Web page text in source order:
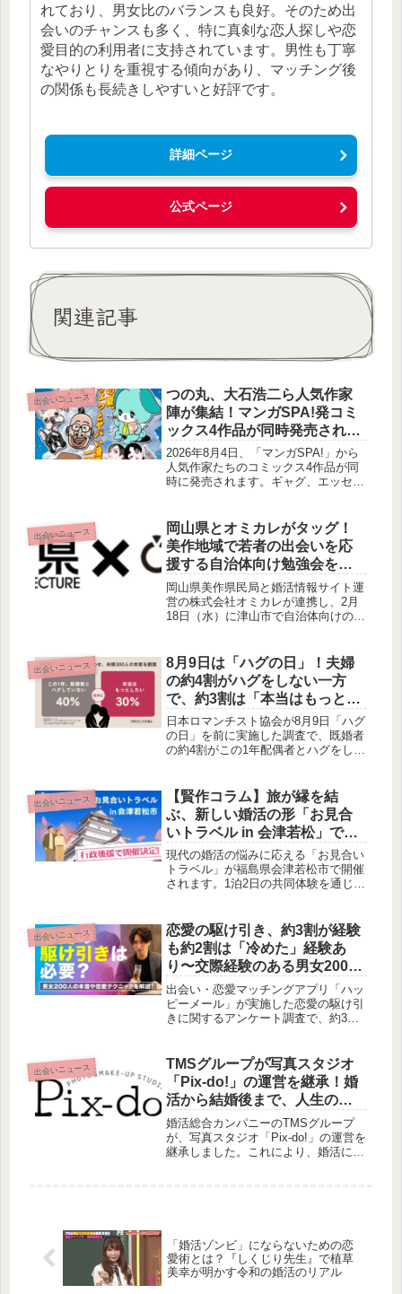
れており、男女比のバランスも良好。そのため出
会いのチャンスも多く、特に真剣な恋人探しや恋
愛目的の利用者に支持されています。男性も丁寧
なやりとりを重視する傾向があり、マッチング後
の関係も長続きしやすいと好評です。
詳細ページ
公式ページ
関連記事
出会いニュース
つの丸、大石浩二ら人気作家
陣が集結！マンガSPA!発コミ
ックス4作品が同時発売されま
す
2026年8月4日、「マンガSPA!」から
人気作家たちのコミックス4作品が同
時に発売されます。ギャグ、エッセ
との出会いを提案します。
出会いニュース
岡山県とオミカレがタッグ！
美作地域で若者の出会いを応
援する自治体向け勉強会を開
催
岡山県美作県民局と婚活情報サイト運
営の株式会社オミカレが連携し、2月
18日（水）に津山市で自治体向けの結
らはじめる持続的な結婚支援」をテー
マに、若年層のリアルな価値観に合わ
せた効果的な支援策が解説されます。
出会いニュース
8月9日は「ハグの日」！夫婦
の約4割がハグをしない一方
で、約3割は「本当はもっとハ
グしたい」という本音
日本ロマンチスト協会が8月9日「ハグ
の日」を前に実施した調査で、既婚者
の約4割がこの1年配偶者とハグをして
っとハグしたい」と回答しており、夫
婦間のハグに対する本音と実態のギャ
ップが浮き彫りになっています。
出会いニュース
【賢作コラム】旅が縁を結
ぶ、新しい婚活の形「お見合
いトラベル in 会津若松」で深
まる出会い
現代の婚活の悩みに応える「お見合い
トラベル」が福島県会津若松市で開催
されます。1泊2日の共同体験を通じ
いて、賢作がコラム形式でご紹介しま
す。
出会いニュース
恋愛の駆け引き、約3割が経験
も約2割は「冷めた」経験あ
り〜交際経験のある男女200人
調査から見えてくる、好印象
と逆効果の境界線〜
出会い・恋愛マッチングアプリ「ハッ
ピーメール」が実施した恋愛の駆け引
きに関するアンケート調査で、約3割
経験があることが明らかになりまし
た。本記事では、具体的な駆け引きの
内容や、冷めてしまう原因について、
賢作が考察します。
出会いニュース
TMSグループが写真スタジオ
「Pix-do!」の運営を継承！婚
活から結婚後まで、人生の節
目を写真でサポート！
婚活総合カンパニーのTMSグループ
が、写真スタジオ「Pix-do!」の運営を
継承しました。これにより、婚活にお
「婚活ゾンビ」にならないための恋
愛術とは？『しくじり先生』で植草
美幸が明かす令和の婚活のリアル